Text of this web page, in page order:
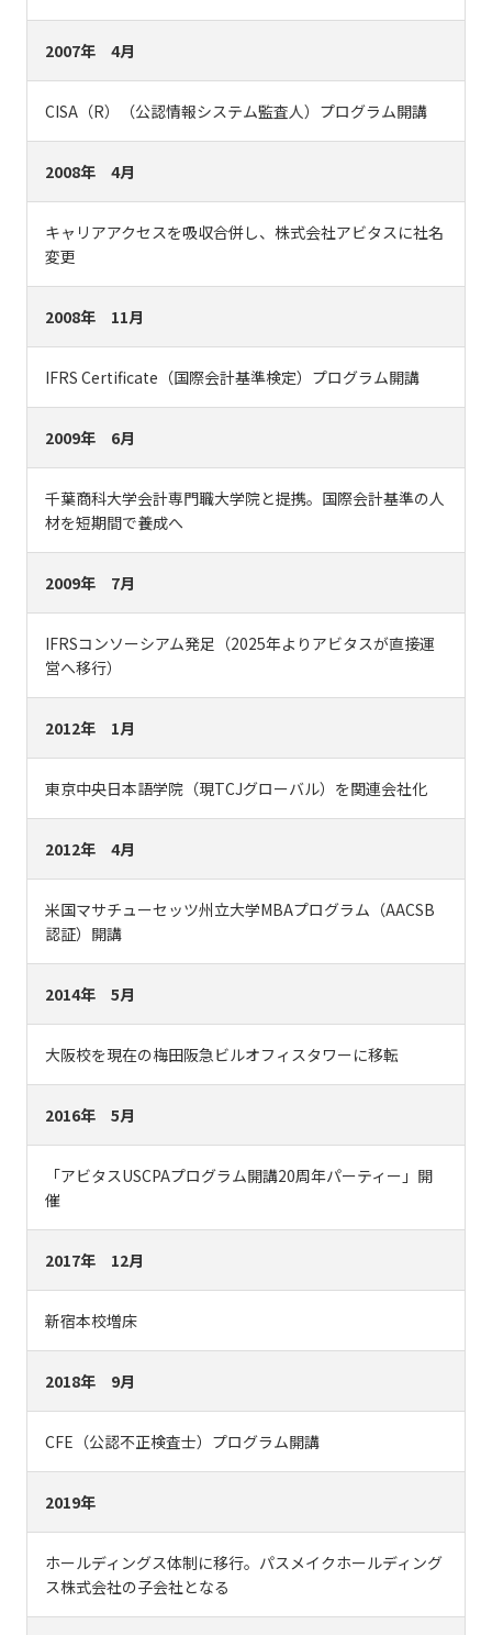
2007年 4月
CISA（R）（公認情報システム監査人）プログラム開講
2008年 4月
キャリアアクセスを吸収合併し、株式会社アビタスに社名
変更
2008年 11月
IFRS Certificate（国際会計基準検定）プログラム開講
2009年 6月
千葉商科大学会計専門職大学院と提携。国際会計基準の人
材を短期間で養成へ
2009年 7月
IFRSコンソーシアム発足（2025年よりアビタスが直接運
営へ移行）
2012年 1月
東京中央日本語学院（現TCJグローバル）を関連会社化
2012年 4月
米国マサチューセッツ州立大学MBAプログラム（AACSB
認証）開講
2014年 5月
大阪校を現在の梅田阪急ビルオフィスタワーに移転
2016年 5月
「アビタスUSCPAプログラム開講20周年パーティー」開
催
2017年 12月
新宿本校増床
2018年 9月
CFE（公認不正検査士）プログラム開講
2019年
ホールディングス体制に移行。パスメイクホールディング
ス株式会社の子会社となる